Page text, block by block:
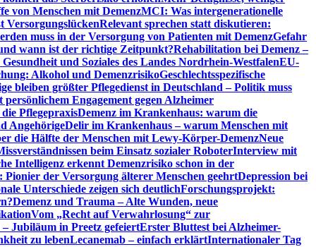
von Menschen mit DemenzMCI: Was intergenerationelle
VersorgungslückenRelevant sprechen statt diskutieren:
muss in der Versorgung von Patienten mit DemenzGefahr
wann ist der richtige Zeitpunkt?Rehabilitation bei Demenz –
und Soziales des Landes Nordrhein-WestfalenEU-
Alkohol und DemenzrisikoGeschlechtsspezifische
bleiben größter Pflegedienst in Deutschland – Politik muss
Engagement gegen Alzheimer
PflegepraxisDemenz im Krankenhaus: warum die
AngehörigeDelir im Krankenhaus – warum Menschen mit
die Hälfte der Menschen mit Lewy-Körper-DemenzNeue
beim Einsatz sozialer RoboterInterview mit
Intelligenz erkennt Demenzrisiko schon in der
der Versorgung älterer Menschen geehrtDepression bei
Unterschiede zeigen sich deutlichForschungsprojekt:
Demenz und Trauma – Alte Wunden, neue
Vom „Recht auf Verwahrlosung“ zur
Jubiläum in Preetz gefeiertErster Bluttest bei Alzheimer-
zu lebenLecanemab – einfach erklärtInternationaler Tag